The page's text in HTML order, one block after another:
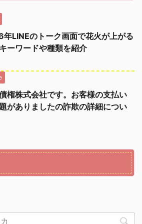
LINEのトーク画面で花火が上がる
ーワードや種類を紹介
権株式会社です。お客様の支払い
がありましたの詐欺の詳細につい